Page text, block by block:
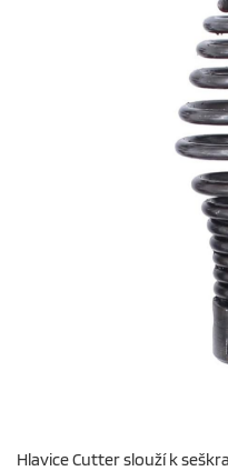
Hlavice Cutter slouží k